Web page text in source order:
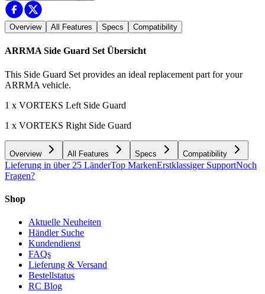
Overview All Features Specs Compatibility
ARRMA Side Guard Set Übersicht
This Side Guard Set provides an ideal replacement part for your
ARRMA vehicle.
1 x VORTEKS Left Side Guard
1 x VORTEKS Right Side Guard
Overview All Features Specs Compatibility
Lieferung in über 25 LänderTop MarkenErstklassiger SupportNoch
Fragen?
Shop
Aktuelle Neuheiten
Händler Suche
Kundendienst
FAQs
Lieferung & Versand
Bestellstatus
RC Blog